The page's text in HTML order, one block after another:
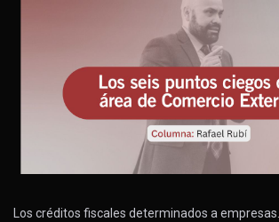
Los créditos fiscales determinados a empresas…